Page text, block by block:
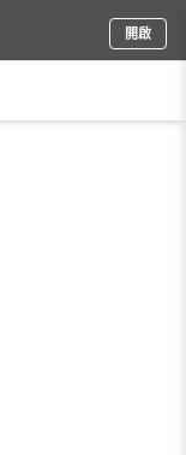
開啟